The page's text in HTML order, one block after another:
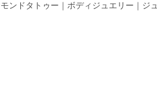
ンドタトゥー｜ボディジュエリー｜ジ